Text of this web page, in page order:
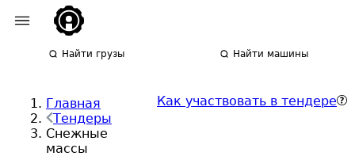
Найти грузы Найти машины
Главная
Тендеры
Снежные
массы
Как участвовать в тендере